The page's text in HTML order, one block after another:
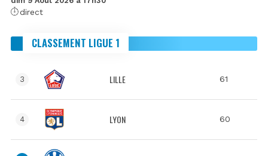
direct
CLASSEMENT LIGUE 1
3 LILLE 61
4 LYON 60